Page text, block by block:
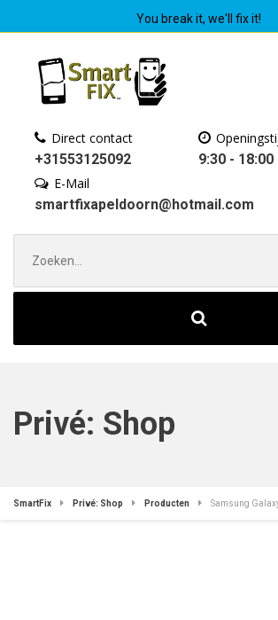
You break it, we'll fix it!
Direct contact
+31553125092
9:30 - 18:00
E-Mail
smartfixapeldoorn@hotmail.com
naar:
Privé: Shop
SmartFix Privé: Shop Producten Samsung